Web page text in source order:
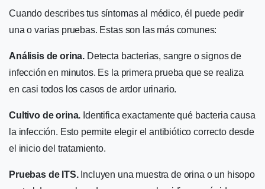
Cuando describes tus síntomas al médico, él puede pedir
una o varias pruebas. Estas son las más comunes:
Análisis de orina. Detecta bacterias, sangre o signos de
infección en minutos. Es la primera prueba que se realiza
en casi todos los casos de ardor urinario.
Cultivo de orina. Identifica exactamente qué bacteria causa
la infección. Esto permite elegir el antibiótico correcto desde
el inicio del tratamiento.
Pruebas de ITS.Incluyen una muestra de orina o un hisopo